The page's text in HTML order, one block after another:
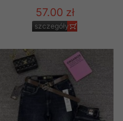
57.00 zł
szczegóły